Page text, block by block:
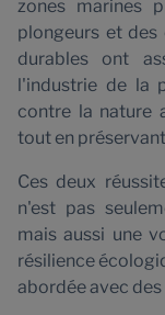
zones marines
plongeurs et des
durables ont
l'industrie de la
contre la nature
tout en
Ces deux
n'est pas
mais aussi une
résilience
abordée avec